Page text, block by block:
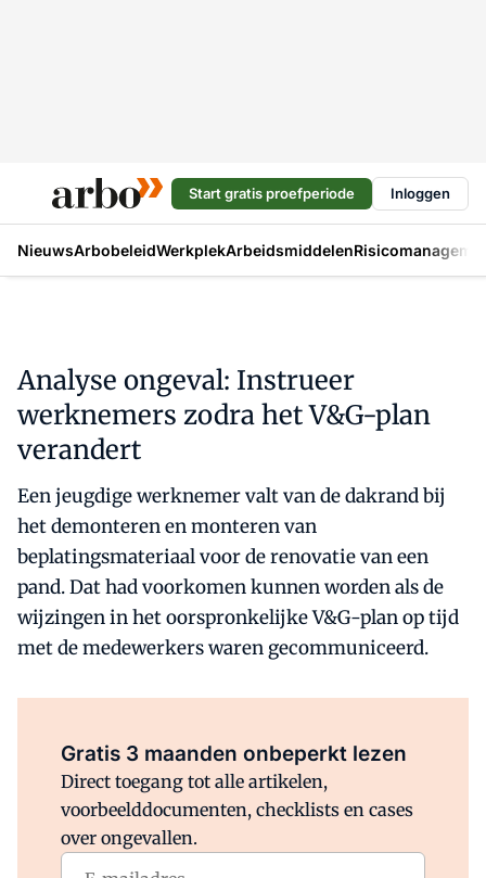
Start gratis proefperiode Inloggen
NieuwsArbobeleidWerkplekArbeidsmiddelen
Analyse ongeval: Instrueer
werknemers zodra het V&G-plan
verandert
Een jeugdige werknemer valt van de dakrand bij
het demonteren en monteren van
beplatingsmateriaal voor de renovatie van een
pand. Dat had voorkomen kunnen worden als de
wijzingen in het oorspronkelijke V&G-plan op tijd
met de medewerkers waren gecommuniceerd.
Gratis 3 maanden onbeperkt lezen
Direct toegang tot alle artikelen,
voorbeelddocumenten, checklists en cases
over ongevallen.